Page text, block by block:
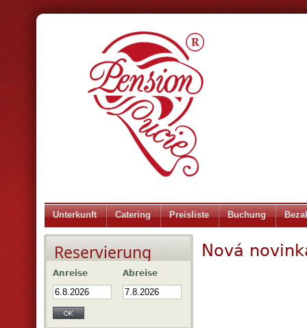
Reservierung
Anreise Abreise
Unterkunft Catering Preisliste Buchung
Nová